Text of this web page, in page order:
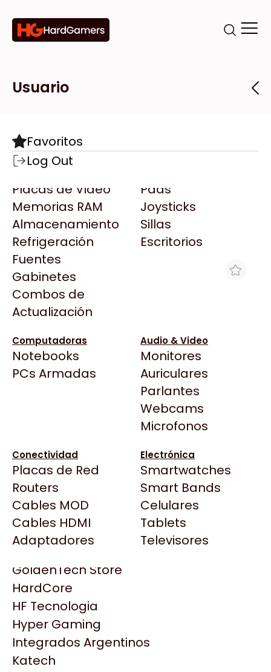
Categorías
Componentes
Motherboards
Microprocesadores
Placas de Video
Memorias RAM
Almacenamiento
Refrigeración
Fuentes
Gabinetes
Combos de
Actualización
Pads
Joysticks
Sillas
Escritorios
Computadoras
Notebooks
PCs Armadas
Audio & Video
Monitores
Auriculares
Parlantes
Webcams
Microfonos
Conectividad
Placas de Red
Routers
Cables MOD
Cables HDMI
Adaptadores
Electrónica
Smartwatches
Smart Bands
Celulares
Tablets
Televisores
Marcas
Todas las Marcas
AMD
AULA
Acer
Adata
AeroCool
Antec
Arkham
Asrock
BenQ
CX
Cooler Master
Deepcool
Dell
EVGA
Gamemax
Genesis
Genius
HP
HyperX
INNO3D
Intel
Kingston
Lenovo
Tiendas
Destacadas
Todas las Tiendas
Click Gaming
Compufan Store
Dinobyte
Full H4rd
Gaming City
Gezatek
GoldenTech Store
HardCore
HF Tecnologia
Hyper Gaming
Integrados Argentinos
Katech
Usuario
Favoritos
Log Out
SILLA GAMER XPG NEXUS PLUS NEGRO
CON ROJO
$504.731
Ver producto en la página de The Gamer
Shop